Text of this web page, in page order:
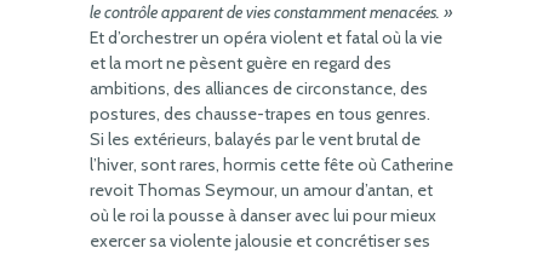
le contrôle apparent de vies constamment menacées. »
Et d’orchestrer un opéra violent et fatal où la vie
et la mort ne pèsent guère en regard des
ambitions, des alliances de circonstance, des
postures, des chausse-trapes en tous genres.
Si les extérieurs, balayés par le vent brutal de
l’hiver, sont rares, hormis cette fête où Catherine
revoit Thomas Seymour, un amour d’antan, et
où le roi la pousse à danser avec lui pour mieux
exercer sa violente jalousie et concrétiser ses